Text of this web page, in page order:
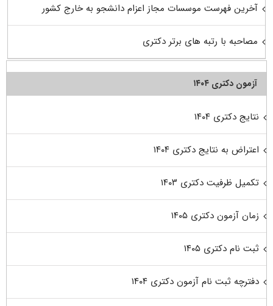
آخرین فهرست موسسات مجاز اعزام دانشجو به خارج کشور
مصاحبه با رتبه های برتر دکتری
آزمون دکتری ۱۴۰۴
نتایج دکتری ۱۴۰۴
اعتراض به نتایج دکتری ۱۴۰۴
تکمیل ظرفیت دکتری ۱۴۰۳
زمان آزمون دکتری ۱۴۰۵
ثبت نام دکتری ۱۴۰۵
دفترچه ثبت نام آزمون دکتری ۱۴۰۴